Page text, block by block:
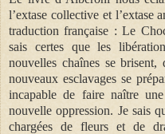
l’extase collective et l’extase
traduction française : Le
sais certes que les
nouvelles chaînes se
nouveaux esclavages se
incapable de faire naître
nouvelle oppression. Je sais
chargées de fleurs et de